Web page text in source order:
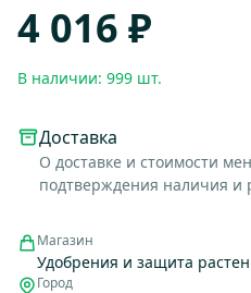
4 016 ₽
В наличии: 999 шт.
Доставка
О доставке и стоимости
подтверждения наличия и
Магазин
Удобрения и защита
Город